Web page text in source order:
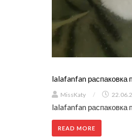
lalafanfan распаковка
MissKaty /
lalafanfan распаковка
READ MORE